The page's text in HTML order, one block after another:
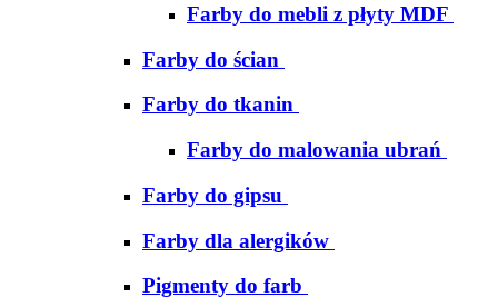
Farby do mebli z płyty MDF
Farby do ścian
Farby do tkanin
Farby do malowania ubrań
Farby do gipsu
Farby dla alergików
Pigmenty do farb